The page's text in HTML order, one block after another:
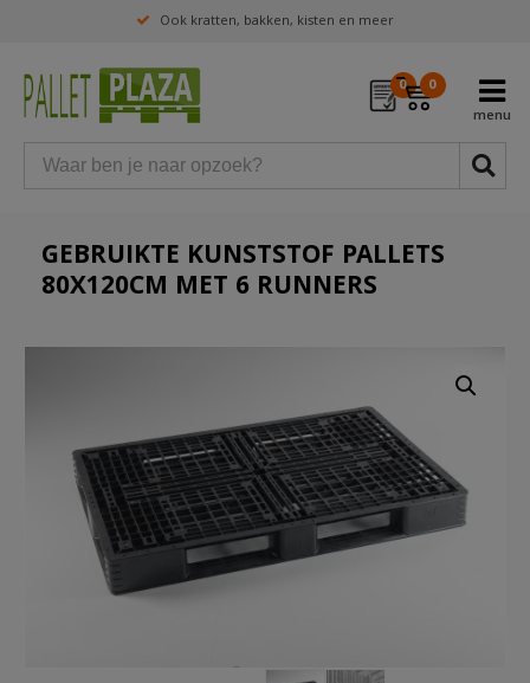
Ook kratten, bakken, kisten en meer
0 0
GEBRUIKTE KUNSTSTOF PALLETS
80X120CM MET 6 RUNNERS